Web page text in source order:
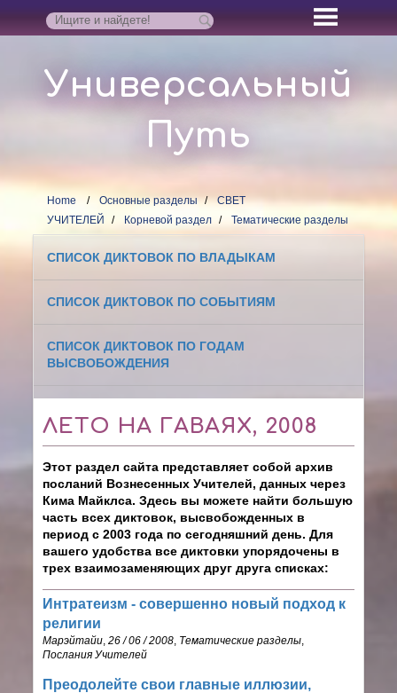
Универсальный
Путь
Home Основные разделы
СВЕТ
УЧИТЕЛЕЙ
Корневой раздел Тематические разделы
СПИСОК ДИКТОВОК ПО ВЛАДЫКАМ
СПИСОК ДИКТОВОК ПО СОБЫТИЯМ
СПИСОК ДИКТОВОК ПО ГОДАМ
ВЫСВОБОЖДЕНИЯ
ЛЕТО НА ГАВАЯХ, 2008
Этот раздел сайта представляет собой архив
посланий Вознесенных Учителей, данных через
Кима Майклса. Здесь вы можете найти большую
часть всех диктовок, высвобожденных в
период с 2003 года по сегодняшний день. Для
вашего удобства все диктовки упорядочены в
трех взаимозаменяющих друг друга списках:
Интратеизм - совершенно новый подход к
религии
Марэйтайи ,26 / 06 / 2008 Тематические разделы
Послания Учителей
Преодолейте свои главные иллюзии,